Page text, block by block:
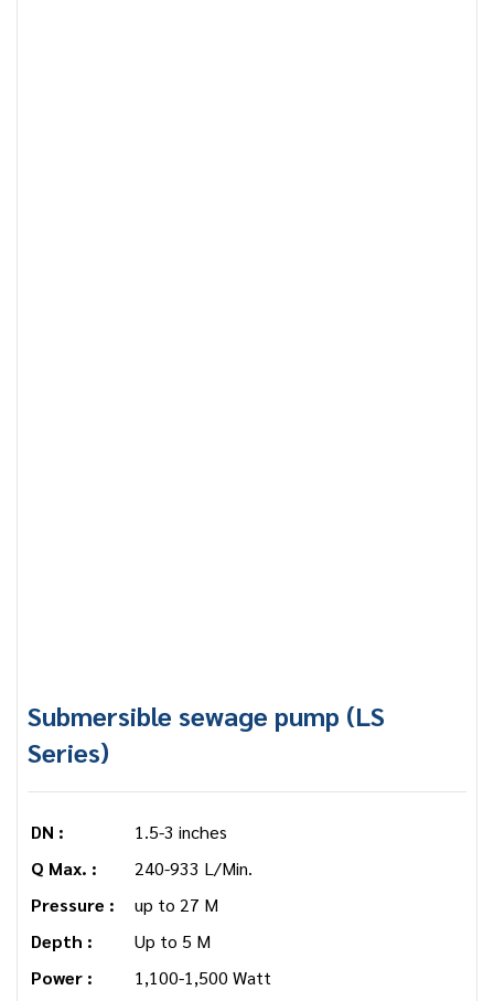
Submersible sewage pump (LS
Series)
DN :
1.5-3 inches
Q Max. :
240-933 L/Min.
Pressure :
up to 27 M
Depth :
Up to 5 M
Power :
1,100-1,500 Watt